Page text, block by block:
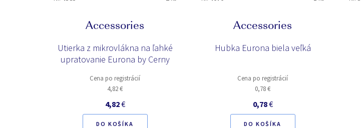
Accessories
Utierka z mikrovlákna na ľahké
upratovanie Eurona by Cerny
Cena po registrácií
4,82 €
4,82€
DO KOŠÍKA
Accessories
Hubka Eurona biela veľká
Cena po registrácií
0,78 €
0,78€
DO KOŠÍKA